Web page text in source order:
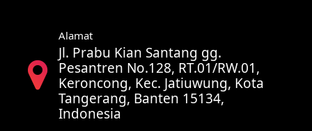
Alamat
Jl. Prabu Kian Santang gg.
Pesantren No.128, RT.01/RW.01,
Keroncong, Kec. Jatiuwung, Kota
Tangerang, Banten 15134,
Indonesia